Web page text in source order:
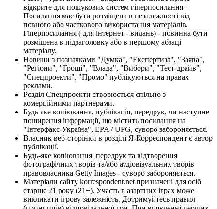
відкрите для пошукових систем гіперпосилання .
Посилання має бути розміщена в незалежності від
повного або часткового використання матеріалів.
Гіперпосилання ( для інтернет - видань) - повинна бути
розміщена в підзаголовку або в першому абзаці
матеріалу.
Новини з позначками "Думка", "Експертиза", "Заява",
"Регіони", "Гроші", "Влада", "Вибори", "Тест-драйв",
"Спецпроекти", "Промо" публікуються на правах
реклами.
Розділ Спецпроекти створюється спільно з
комерційними партнерами.
Будь яке копіювання, публікація, передрук, чи наступне
поширення інформації, що містить посилання на
"Інтерфакс-Україна", EPA / UPG, суворо забороняється.
Власник веб-сторінки в розділі Я-Корреспондент є автор
публікації.
Будь-яке копіювання, передрук та відтворення
фотографічних творів та/або аудіовізуальних творів
правовласника Getty Images - суворо забороняється.
Матеріали сайту korrespondent.net призначені для осіб
старше 21 року (21+). Участь в азартних іграх може
викликати ігрову залежність. Дотримуйтесь правил